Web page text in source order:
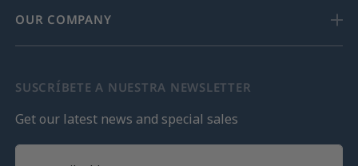
OUR COMPANY
SUSCRÍBETE A NUESTRA NEWSLETTER
Get our latest news and special sales